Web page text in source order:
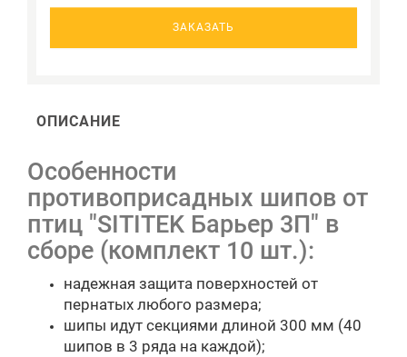
ЗАКАЗАТЬ
ОПИСАНИЕ
Особенности
противоприсадных шипов от
птиц "SITITEK Барьер 3П" в
сборе (комплект 10 шт.):
надежная защита поверхностей от
пернатых любого размера;
шипы идут секциями длиной 300 мм (40
шипов в 3 ряда на каждой);